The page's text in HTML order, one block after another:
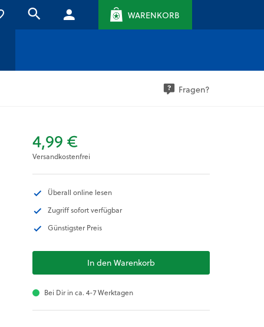
WARENKORB
Fragen?
4,99 €
Versandkostenfrei
Überall online lesen
Zugriff sofort verfügbar
Günstigster Preis
In den Warenkorb
Bei Dir in ca. 4-7 Werktagen